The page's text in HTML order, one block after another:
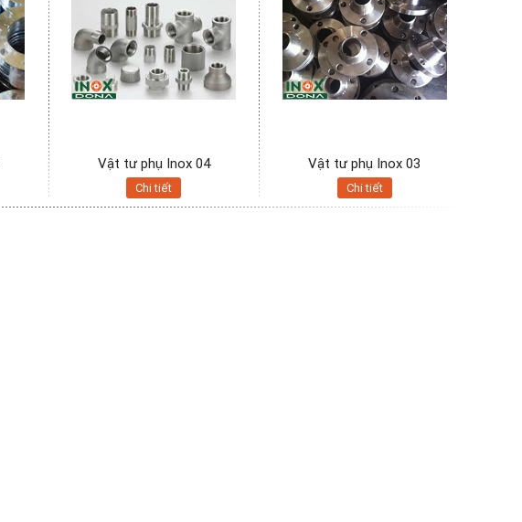
Vật tư phụ Inox 04
Chi tiết
Vật tư phụ Inox 03
Chi tiết